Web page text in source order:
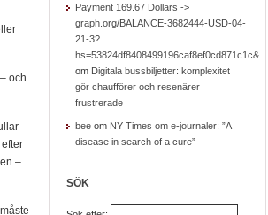
och
–
Payment 169.67 Dollars ->
graph.org/BALANCE-3682444-USD-04-
21-3?
hs=53824df8408499196caf8ef0cd871c1c&
om Digitala bussbiljetter: komplexitet
gör chaufförer och resenärer
frustrerade
bee om NY Times om e-journaler: ”A
disease in search of a cure”
SÖK